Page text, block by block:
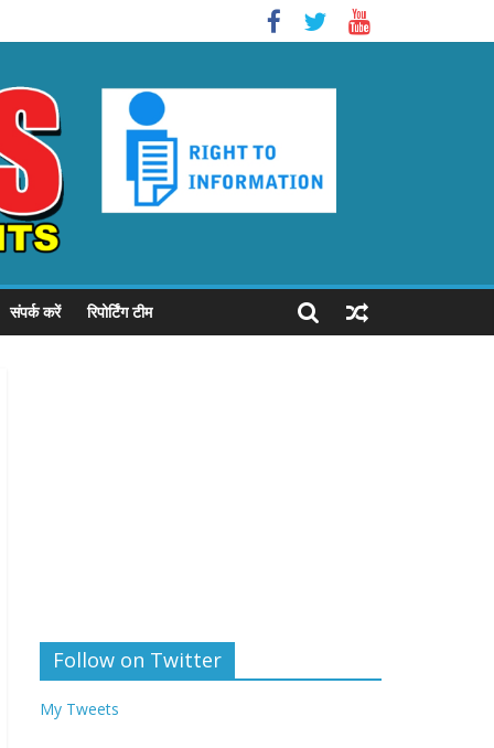
संपर्क करें रिपोर्टिंग टीम
Follow on Twitter
My Tweets